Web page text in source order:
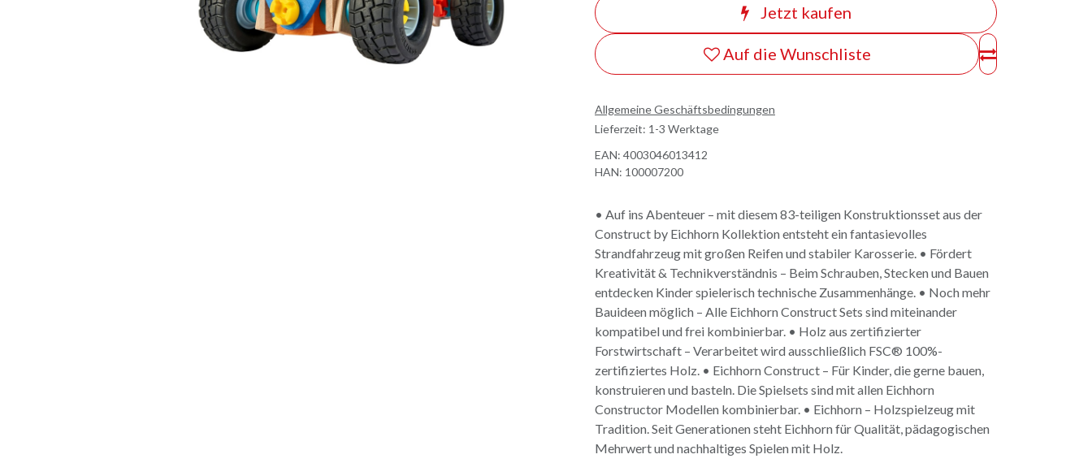
Jetzt kaufen
Auf die Wunschliste
Allgemeine Geschäftsbedingungen
Lieferzeit: 1-3 Werktage
EAN: 4003046013412
HAN: 100007200
• Auf ins Abenteuer – mit diesem 83-teiligen Konstruktionsset aus der
Construct by Eichhorn Kollektion entsteht ein fantasievolles
Strandfahrzeug mit großen Reifen und stabiler Karosserie. • Fördert
Kreativität & Technikverständnis – Beim Schrauben, Stecken und Bauen
entdecken Kinder spielerisch technische Zusammenhänge. • Noch mehr
Bauideen möglich – Alle Eichhorn Construct Sets sind miteinander
kompatibel und frei kombinierbar. • Holz aus zertifizierter
Forstwirtschaft – Verarbeitet wird ausschließlich FSC® 100%-
zertifiziertes Holz. • Eichhorn Construct – Für Kinder, die gerne bauen,
konstruieren und basteln. Die Spielsets sind mit allen Eichhorn
Constructor Modellen kombinierbar. • Eichhorn – Holzspielzeug mit
Tradition. Seit Generationen steht Eichhorn für Qualität, pädagogischen
Mehrwert und nachhaltiges Spielen mit Holz.